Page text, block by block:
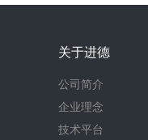
关于进德
公司简介
企业理念
技术平台